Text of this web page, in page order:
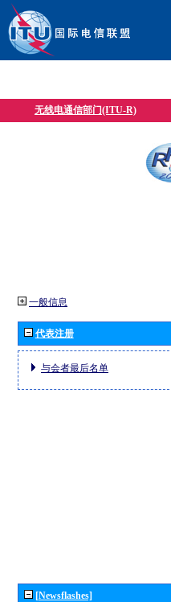
无线电通信部门(ITU-R)
一般信息
代表注册
与会者最后名单
[Newsflashes]